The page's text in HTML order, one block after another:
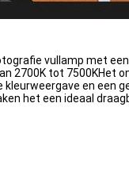
vullamp met
2700K tot 7500KHet
en
het een ideaal